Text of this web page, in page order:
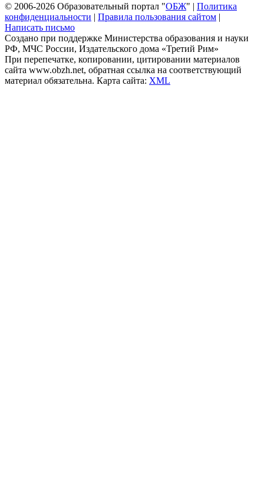
© 2006-2026 Образовательный портал "ОБЖ" | Политика
конфиденциальности | Правила пользования сайтом |
Написать письмо
Создано при поддержке Министерства образования и науки
РФ, МЧС России, Издательского дома «Третий Рим»
При перепечатке, копировании, цитировании материалов
сайта www.obzh.net, обратная ссылка на соответствующий
материал обязательна. Карта сайта: XML